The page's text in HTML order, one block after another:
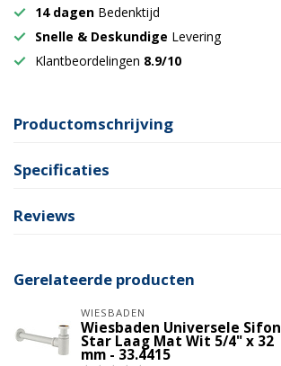
14 dagen Bedenktijd
Snelle & Deskundige Levering
Klantbeordelingen 8.9/10
Productomschrijving
Specificaties
Reviews
Gerelateerde producten
WIESBADEN
Wiesbaden Universele Sifon
Star Laag Mat Wit 5/4" x 32
mm - 33.4415